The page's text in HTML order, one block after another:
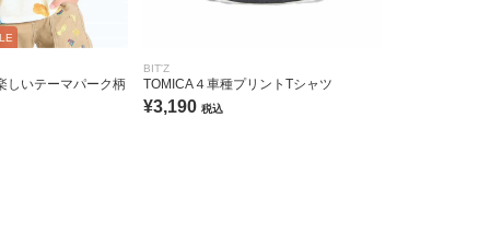
いテーマパーク柄
BIT'Z
TOMICA４車種プリントTシャツ
¥3,190 税込